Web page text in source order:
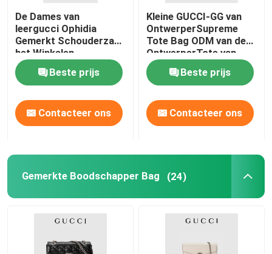
De Dames van
leergucci Ophidia
Gemerkt Schouderzak
het Winkelen
Totalisator
Beste prijs
Contacteer ons
Kleine GUCCI-GG van
OntwerperSupreme
Tote Bag ODM van de
OntwerperTote van
Mensen
Beste prijs
Contacteer ons
Gemerkte Boodschapper Bag (24)